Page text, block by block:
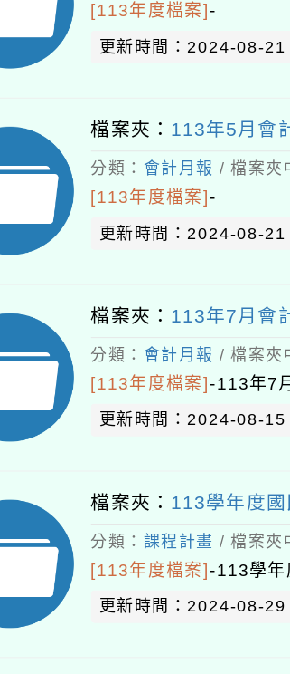
[113年度檔案]-
更新時間：2024-08-
檔案夾： 113年5月會
分類： 會計月報 / 檔案夾
[113年度檔案]-
更新時間：2024-08-
檔案夾： 113年7月會
分類： 會計月報 / 檔案夾
[113年度檔案]-113年7
更新時間：2024-08-
檔案夾： 113學年度
分類： 課程計畫 / 檔案夾
[113年度檔案]-113學年
更新時間：2024-08-